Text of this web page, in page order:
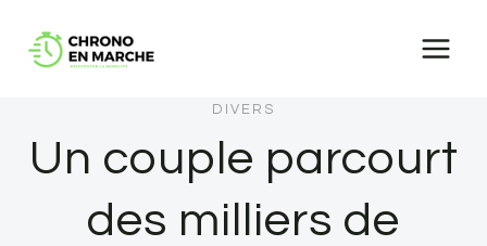
DIVERS
Un couple parcourt
des milliers de